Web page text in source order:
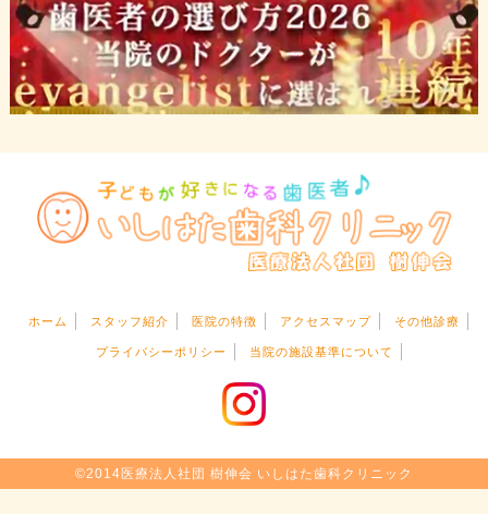
ホーム スタッフ紹介 医院の特徴 アクセスマップ その他診療
プライバシーポリシー 当院の施設基準について
©2014医療法人社団 樹伸会 いしはた歯科クリニック